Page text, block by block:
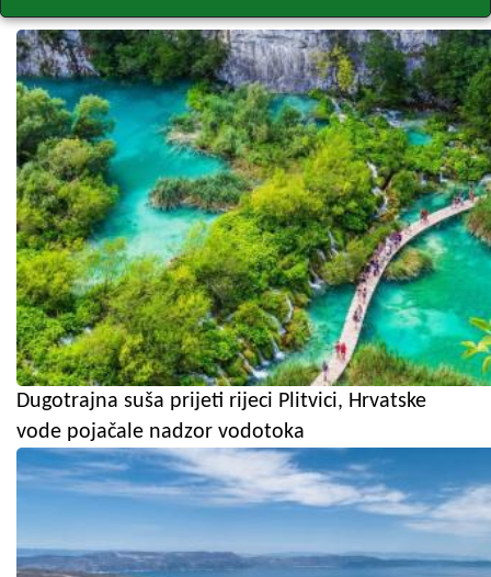
Dugotrajna suša prijeti rijeci Plitvici, Hrvatske
vode pojačale nadzor vodotoka